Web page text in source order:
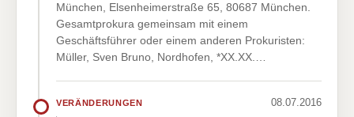
München, Elsenheimerstraße 65, 80687 München.
Gesamtprokura gemeinsam mit einem
Geschäftsführer oder einem anderen Prokuristen:
Müller, Sven Bruno, Nordhofen, *XX.XX.…
VERÄNDERUNGEN 08.07.2016